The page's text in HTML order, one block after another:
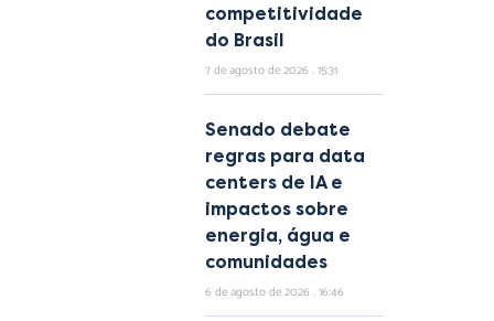
competitividade
do Brasil
7 de agosto de 2026 15:31
Senado debate
regras para data
centers de IA e
impactos sobre
energia, água e
comunidades
6 de agosto de 2026 16:46